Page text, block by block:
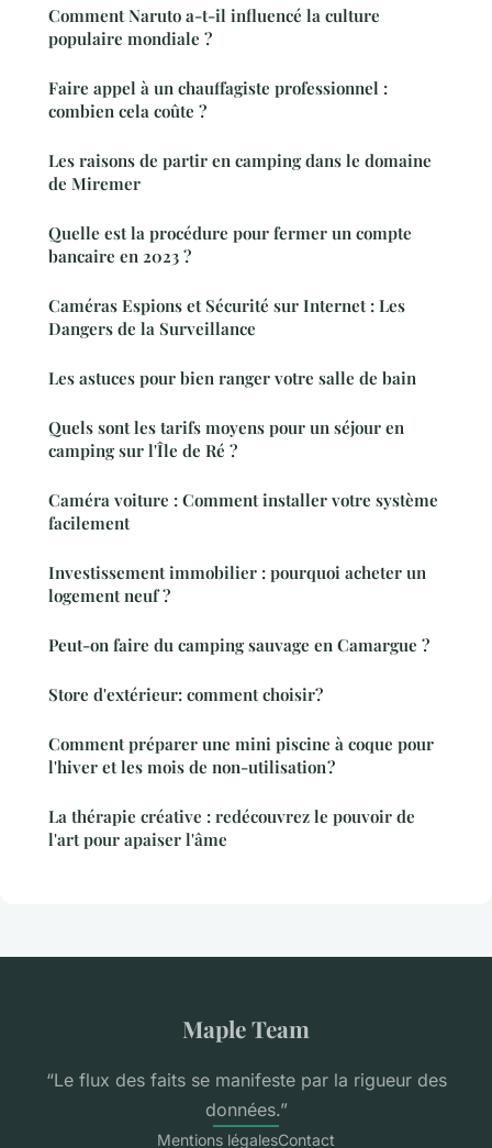
Comment Naruto a-t-il influencé la culture
populaire mondiale ?
Faire appel à un chauffagiste professionnel :
combien cela coûte ?
Les raisons de partir en camping dans le domaine
de Miremer
Quelle est la procédure pour fermer un compte
bancaire en 2023 ?
Caméras Espions et Sécurité sur Internet : Les
Dangers de la Surveillance
Les astuces pour bien ranger votre salle de bain
Quels sont les tarifs moyens pour un séjour en
camping sur l'Île de Ré ?
Caméra voiture : Comment installer votre système
facilement
Investissement immobilier : pourquoi acheter un
logement neuf ?
Peut-on faire du camping sauvage en Camargue ?
Store d'extérieur: comment choisir?
Comment préparer une mini piscine à coque pour
l'hiver et les mois de non-utilisation ?
La thérapie créative : redécouvrez le pouvoir de
l'art pour apaiser l'âme
Maple Team
“Le flux des faits se manifeste par la rigueur des
données.”
Mentions légalesContact